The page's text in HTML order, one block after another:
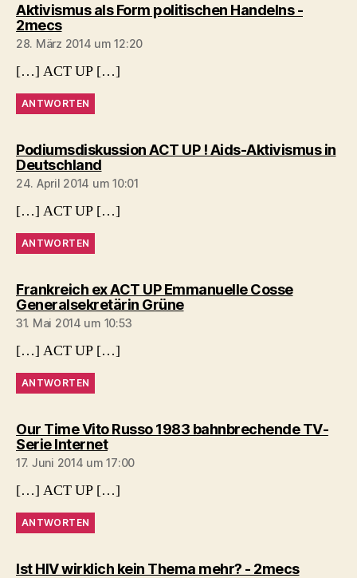
Aktivismus als Form politischen Handelns -
2mecssagt:
28. März 2014 um 12:20
[…] ACT UP […]
ANTWORTEN
Podiumsdiskussion ACT UP ! Aids-Aktivismus in
Deutschlandsagt:
24. April 2014 um 10:01
[…] ACT UP […]
ANTWORTEN
Frankreich ex ACT UP Emmanuelle Cosse
Generalsekretärin Grünesagt:
31. Mai 2014 um 10:53
[…] ACT UP […]
ANTWORTEN
Our Time Vito Russo 1983 bahnbrechende TV-
Serie Internetsagt:
17. Juni 2014 um 17:00
[…] ACT UP […]
ANTWORTEN
Ist HIV wirklich kein Thema mehr? - 2mecssagt: